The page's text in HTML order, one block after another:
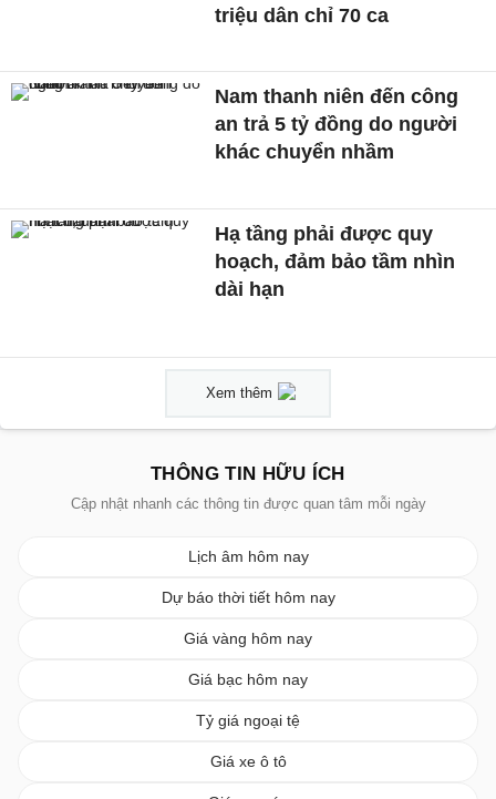
triệu dân chỉ 70 ca
Nam thanh niên đến công
an trả 5 tỷ đồng do người
khác chuyển nhầm
Hạ tầng phải được quy
hoạch, đảm bảo tầm nhìn
dài hạn
Xem thêm
THÔNG TIN HỮU ÍCH
Cập nhật nhanh các thông tin được quan tâm mỗi ngày
Lịch âm hôm nay
Dự báo thời tiết hôm nay
Giá vàng hôm nay
Giá bạc hôm nay
Tỷ giá ngoại tệ
Giá xe ô tô